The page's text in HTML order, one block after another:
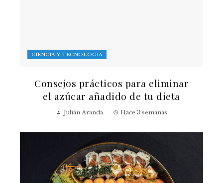
CIENCIA Y TECNOLOGÍA
Consejos prácticos para eliminar
el azúcar añadido de tu dieta
Julián Aranda Hace 3 semanas